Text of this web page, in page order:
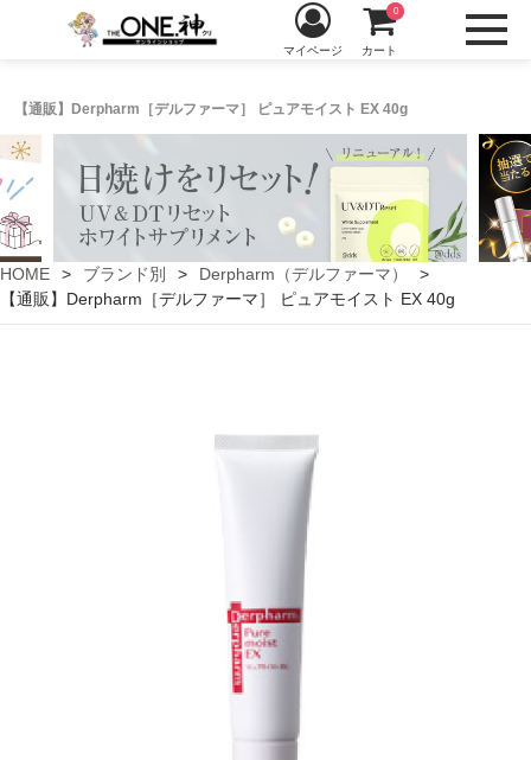
【通販】Derpharm［デルファーマ］ ピュアモイスト EX 40g
マイページ カート
0
HOME ブランド別
Derpharm（デルファーマ）
【通販】Derpharm［デルファーマ］ ピュアモイスト EX 40g